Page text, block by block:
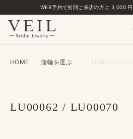
WEB予約で​初回ご来店の​方に​ 3,000
HOME › 指輪を​選ぶ › LU00062 /
LU00062 / LU00070